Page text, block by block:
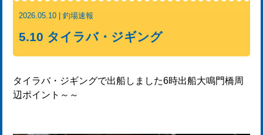
2026.05.10 | 釣場速報
5.10 タイラバ・ジギング
タイラバ・ジギングで出船しました6時出船大鳴門橋周
辺ポイント～～